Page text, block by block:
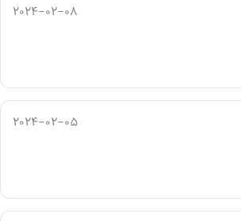
2024-02-08
2024-02-05